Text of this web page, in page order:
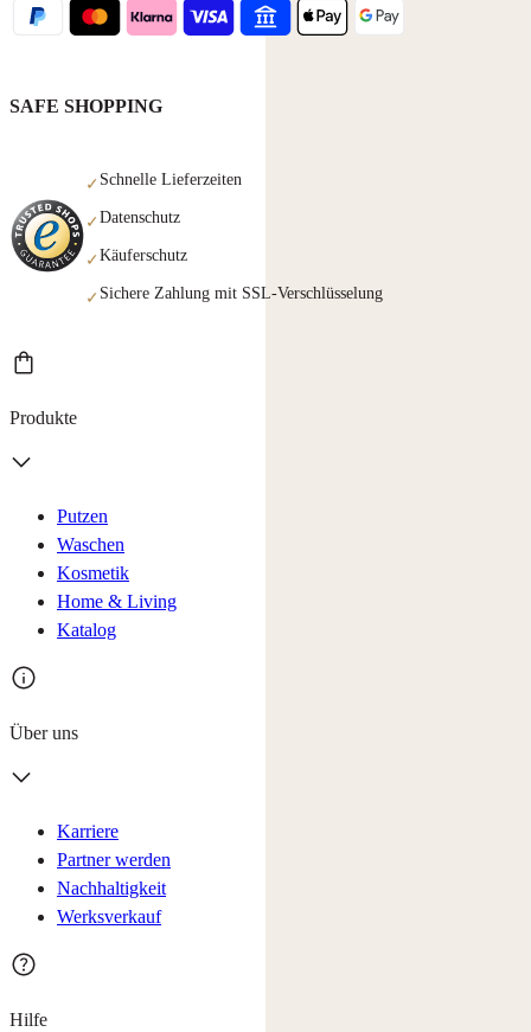
SAFE SHOPPING
✓ Schnelle Lieferzeiten
✓Datenschutz
✓Käuferschutz
✓ Sichere Zahlung mit SSL-Verschlüsselung
Produkte
Putzen
Waschen
Kosmetik
Home & Living
Katalog
Über uns
Karriere
Partner werden
Nachhaltigkeit
Werksverkauf
Hilfe